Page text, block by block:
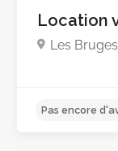
Location
Les